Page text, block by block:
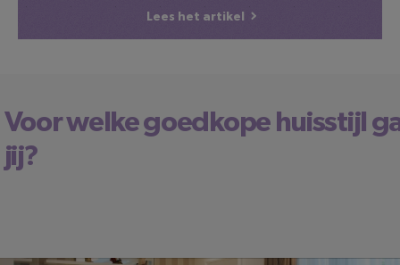
Lees het artikel
Voor welke goedkope huisstijl
jij?